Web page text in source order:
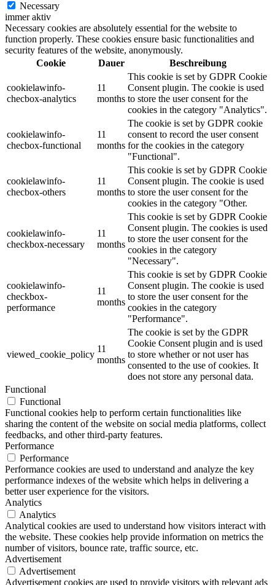
Necessary
immer aktiv
Necessary cookies are absolutely essential for the website to
function properly. These cookies ensure basic functionalities and
security features of the website, anonymously.
Cookie
Dauer Beschreibung
cookielawinfo-
checbox-analytics
11
months
This cookie is set by GDPR Cookie
Consent plugin. The cookie is used
to store the user consent for the
cookies in the category "Analytics".
cookielawinfo-
checbox-functional
11
months
The cookie is set by GDPR cookie
consent to record the user consent
for the cookies in the category
"Functional".
cookielawinfo-
checbox-others
11
months
This cookie is set by GDPR Cookie
Consent plugin. The cookie is used
to store the user consent for the
cookies in the category "Other.
cookielawinfo-
checkbox-necessary
11
months
This cookie is set by GDPR Cookie
Consent plugin. The cookies is used
to store the user consent for the
cookies in the category
"Necessary".
cookielawinfo-
checkbox-
performance
11
months
This cookie is set by GDPR Cookie
Consent plugin. The cookie is used
to store the user consent for the
cookies in the category
"Performance".
viewed_cookie_policy
11
months
The cookie is set by the GDPR
Cookie Consent plugin and is used
to store whether or not user has
consented to the use of cookies. It
does not store any personal data.
Functional
Functional
Functional cookies help to perform certain functionalities like
sharing the content of the website on social media platforms, collect
feedbacks, and other third-party features.
Performance
Performance
Performance cookies are used to understand and analyze the key
performance indexes of the website which helps in delivering a
better user experience for the visitors.
Analytics
Analytics
Analytical cookies are used to understand how visitors interact with
the website. These cookies help provide information on metrics the
number of visitors, bounce rate, traffic source, etc.
Advertisement
Advertisement
Advertisement cookies are used to provide visitors with relevant ads